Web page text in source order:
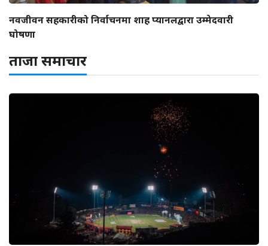
नवजीवन सहकारीको निर्वाचनमा शाह प्यानलद्वारा उम्मेदवारी
घोषणा
ताजा समाचार